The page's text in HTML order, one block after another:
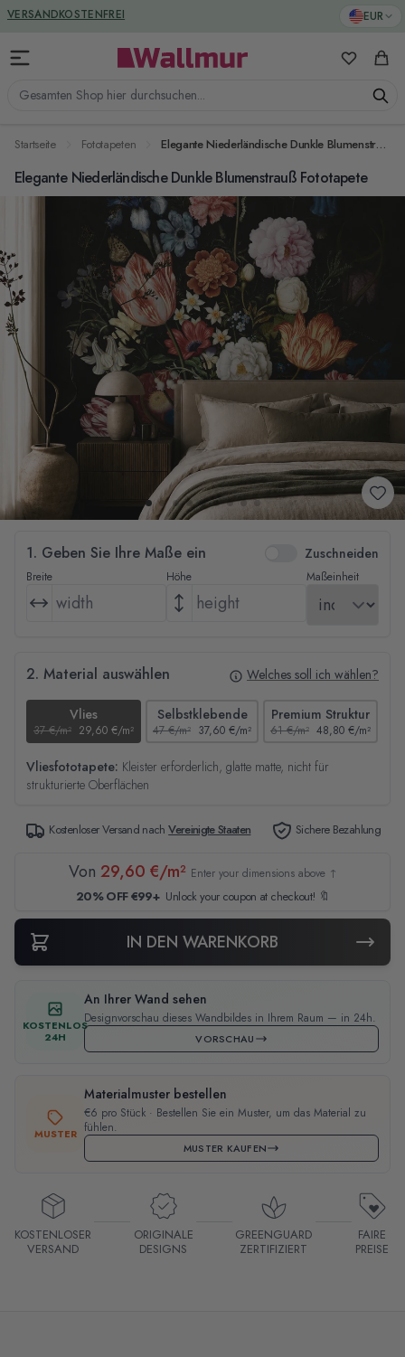
Zum Inhalt springen EUR
Gesamten Shop hier durchsuchen...
Meine
VERSANDKOSTENFREI
GREENGUARD ZERTIFIZIERT
Startseite Fototapeten Elegante Niederländische Dunkle Blumenstrauß Fototapete
Elegante Niederländische Dunkle Blumenstrauß Fototapete
1. Geben Sie Ihre Maße ein Zuschneiden
Breite Höhe Maßeinheit
2. Material auswählen Welches soll ich wählen?
Vlies
37 €/m² 29,60 €/m²
Selbstklebende
47 €/m² 37,60 €/m²
Premium Struktur
61 €/m² 48,80 €/m²
Vliesfototapete: Kleister erforderlich, glatte matte, nicht für
strukturierte Oberflächen
Kostenloser Versand nachVereinigte Staaten Sichere Bezahlung
Von 29,60 €/m² Enter your dimensions above ↑
20% OFF €99+ Unlock your coupon at checkout! 🔖
IN DEN WARENKORB
KOSTENLOS
24H
An Ihrer Wand sehen
Designvorschau dieses Wandbildes in Ihrem Raum — in 24h.
VORSCHAU
MUSTER
Materialmuster bestellen
€6 pro Stück · Bestellen Sie ein Muster, um das Material zu
fühlen.
MUSTER KAUFEN
KOSTENLOSER
VERSAND
ORIGINALE
DESIGNS
GREENGUARD
ZERTIFIZIERT
FAIRE
PREISE